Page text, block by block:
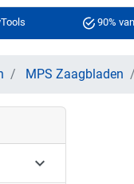
90%
MPS Zaagbladen
